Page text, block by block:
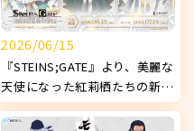
2026/06/15
『STEINS;GATE』より、美麗な
天使になった紅莉栖たちの新オ
リジナルグッズが発売決定！